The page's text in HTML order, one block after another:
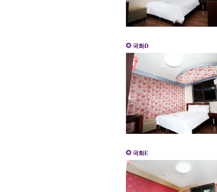
국화D
국화E